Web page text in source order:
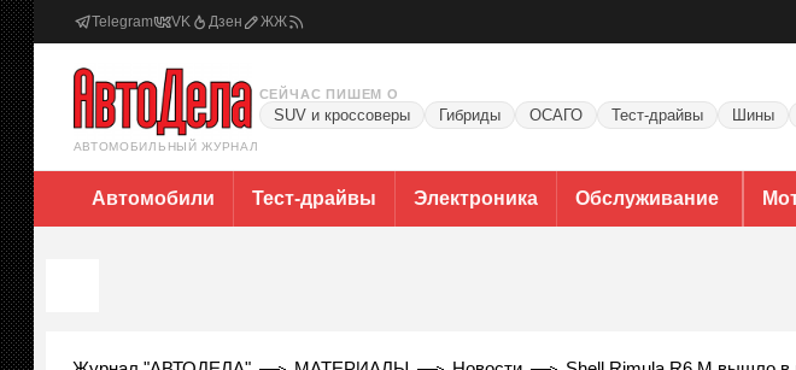
Telegram VK Дзен ЖЖ
АВТОМОБИЛЬНЫЙ ЖУРНАЛ
СЕЙЧАС ПИШЕМ О
SUV и кроссоверы Гибриды ОСАГО Тест-драйвы Шины
Автомобили Тест-драйвы Электроника Обслуживание